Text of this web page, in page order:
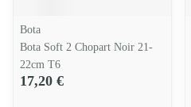
Bota
Bota Soft 2 Chopart Noir 21-
22cm T6
17,20 €